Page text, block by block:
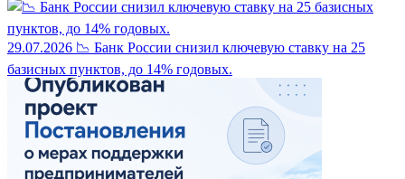
29.07.2026 📉 Банк России снизил ключевую ставку на 25
базисных пунктов, до 14% годовых.